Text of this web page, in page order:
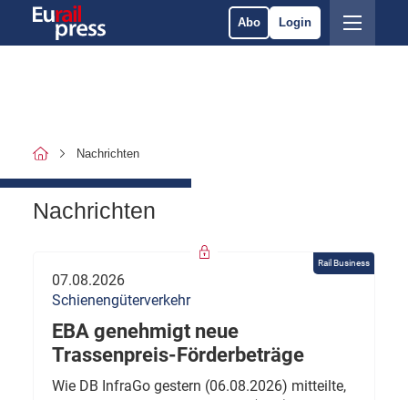
Abo Login
Nachrichten
Nachrichten
Rail Business
07.08.2026
Schienengüterverkehr
EBA genehmigt neue
Trassenpreis-Förderbeträge
Wie DB InfraGo gestern (06.08.2026) mitteilte,